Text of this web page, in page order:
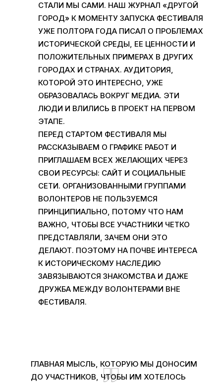
СТАЛИ МЫ САМИ. НАШ ЖУРНАЛ «ДРУГОЙ
ГОРОД» К МОМЕНТУ ЗАПУСКА ФЕСТИВАЛЯ
УЖЕ ПОЛТОРА ГОДА ПИСАЛ О ПРОБЛЕМАХ
ИСТОРИЧЕСКОЙ СРЕДЫ, ЕЕ ЦЕННОСТИ И
ПОЛОЖИТЕЛЬНЫХ ПРИМЕРАХ В ДРУГИХ
ГОРОДАХ И СТРАНАХ.АУДИТОРИЯ,
КОТОРОЙ ЭТО ИНТЕРЕСНО,УЖЕ
ОБРАЗОВАЛАСЬ ВОКРУГ МЕДИА. ЭТИ
ЛЮДИ И ВЛИЛИСЬ В ПРОЕКТ НА ПЕРВОМ
ЭТАПЕ.
ПЕРЕД СТАРТОМ ФЕСТИВАЛЯ МЫ
РАССКАЗЫВАЕМ О ГРАФИКЕ РАБОТ И
ПРИГЛАШАЕМ ВСЕХ ЖЕЛАЮЩИХ ЧЕРЕЗ
СВОИ РЕСУРСЫ: САЙТ И СОЦИАЛЬНЫЕ
СЕТИ. ОРГАНИЗОВАННЫМИ ГРУППАМИ
ВОЛОНТЕРОВ НЕ ПОЛЬЗУЕМСЯ
ПРИНЦИПИАЛЬНО, ПОТОМУ ЧТО НАМ
ВАЖНО, ЧТОБЫ ВСЕ УЧАСТНИКИ ЧЕТКО
ПРЕДСТАВЛЯЛИ,ЗАЧЕМ ОНИ ЭТО
ДЕЛАЮТ. ПОЭТОМУ НА ПОЧВЕ ИНТЕРЕСА
К ИСТОРИЧЕСКОМУ НАСЛЕДИЮ
ЗАВЯЗЫВАЮТСЯ ЗНАКОМСТВА И ДАЖЕ
ДРУЖБА МЕЖДУ ВОЛОНТЕРАМИ ВНЕ
ФЕСТИВАЛЯ.
ГЛАВНАЯ МЫСЛЬ, КОТОРУЮ МЫ ДОНОСИМ
ДО УЧАСТНИКОВ, ЧТОБЫ ИМ ХОТЕЛОСЬ